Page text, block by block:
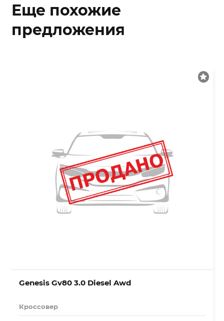
Еще похожие
предложения
Genesis Gv80 3.0 Diesel Awd
Кроссовер